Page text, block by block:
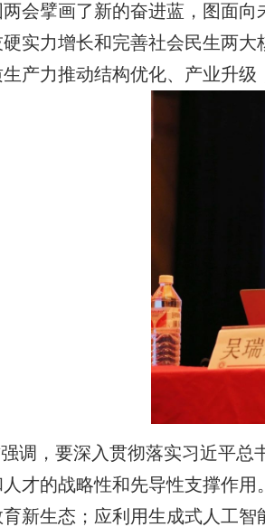
两会擘画了新的奋进蓝，图面
实力增长和完善社会民生两
产力推动结构优化、产业升
调，要深入贯彻落实习近平
才的战略性和先导性支撑作
新生态；应利用生成式人工